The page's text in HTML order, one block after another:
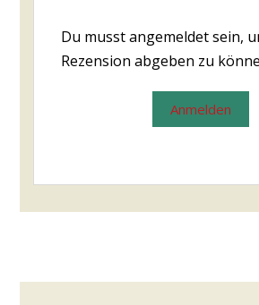
Du musst angemeldet sein,
Rezension abgeben zu
Anmelden